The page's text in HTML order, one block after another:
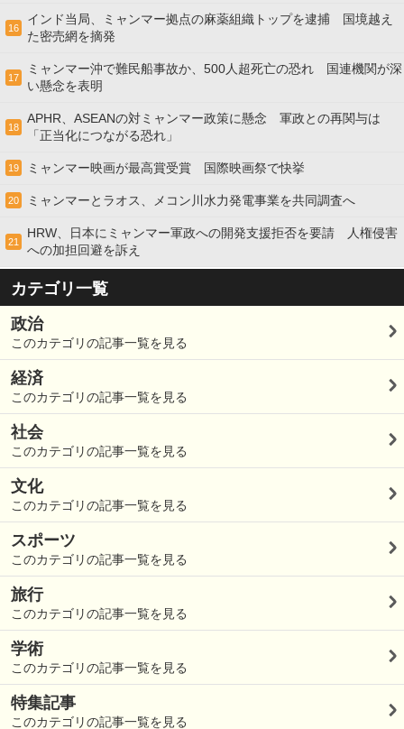
16
インド当局、ミャンマー拠点の麻薬組織トップを逮捕 国境越え
た密売網を摘発
17
ミャンマー沖で難民船事故か、500人超死亡の恐れ 国連機関が深
い懸念を表明
18
APHR、ASEANの対ミャンマー政策に懸念 軍政との再関与は
「正当化につながる恐れ」
19 ミャンマー映画が最高賞受賞 国際映画祭で快挙
20 ミャンマーとラオス、メコン川水力発電事業を共同調査へ
21
HRW、日本にミャンマー軍政への開発支援拒否を要請 人権侵害
への加担回避を訴え
カテゴリ一覧
政治
このカテゴリの記事一覧を見る
経済
このカテゴリの記事一覧を見る
社会
このカテゴリの記事一覧を見る
文化
このカテゴリの記事一覧を見る
スポーツ
このカテゴリの記事一覧を見る
旅行
このカテゴリの記事一覧を見る
学術
このカテゴリの記事一覧を見る
特集記事
このカテゴリの記事一覧を見る